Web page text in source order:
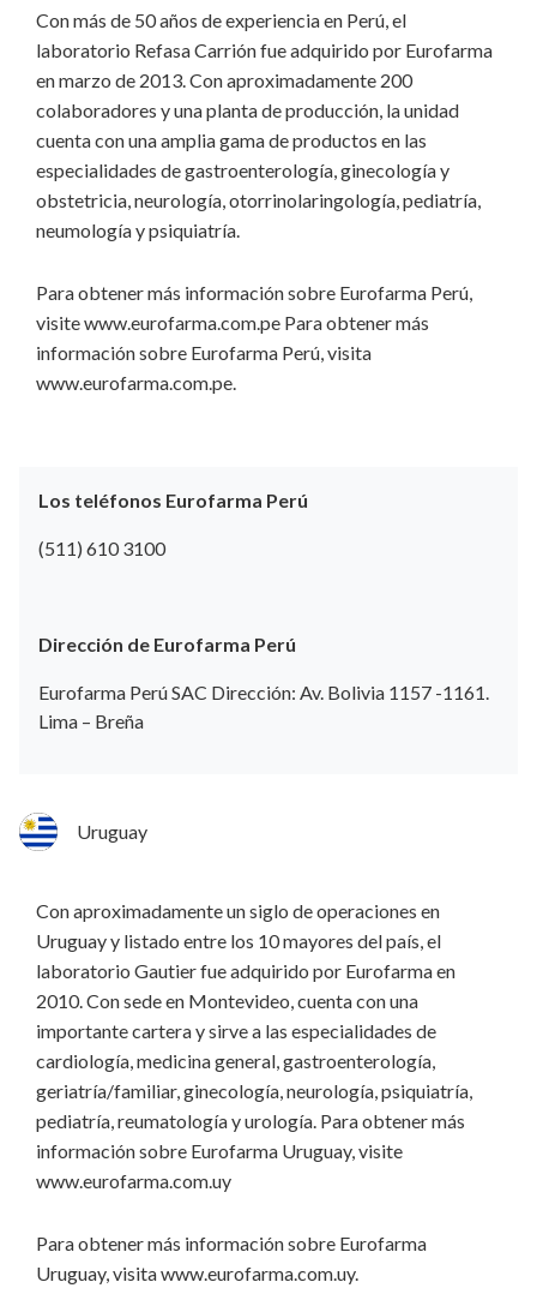
Con más de 50 años de experiencia en Perú, el
laboratorio Refasa Carrión fue adquirido por Eurofarma
en marzo de 2013. Con aproximadamente 200
colaboradores y una planta de producción, la unidad
cuenta con una amplia gama de productos en las
especialidades de gastroenterología, ginecología y
obstetricia, neurología, otorrinolaringología, pediatría,
neumología y psiquiatría.
Para obtener más información sobre Eurofarma Perú,
visite www.eurofarma.com.pe Para obtener más
información sobre Eurofarma Perú, visita
www.eurofarma.com.pe.
Los teléfonos Eurofarma Perú
(511) 610 3100
Dirección de Eurofarma Perú
Eurofarma Perú SAC Dirección: Av. Bolivia 1157 -1161.
Lima – Breña
Uruguay
Con aproximadamente un siglo de operaciones en
Uruguay y listado entre los 10 mayores del país, el
laboratorio Gautier fue adquirido por Eurofarma en
2010. Con sede en Montevideo, cuenta con una
importante cartera y sirve a las especialidades de
cardiología, medicina general, gastroenterología,
geriatría/familiar, ginecología, neurología, psiquiatría,
pediatría, reumatología y urología. Para obtener más
información sobre Eurofarma Uruguay, visite
www.eurofarma.com.uy
Para obtener más información sobre Eurofarma
Uruguay, visita www.eurofarma.com.uy.